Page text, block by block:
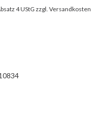
4 UStGzzgl. Versandkosten